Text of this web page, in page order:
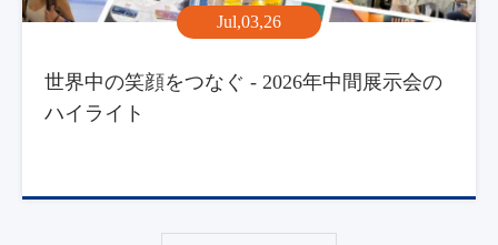
Jul,03,26
世界中の笑顔をつなぐ - 2026年中間展示会の
ハイライト